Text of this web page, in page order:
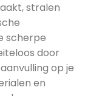
stralen
scherpe
door
op je
en